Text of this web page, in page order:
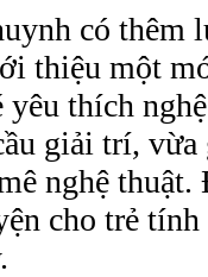
có thêm
thiệu một
yêu thích
giải trí,
nghệ
cho trẻ